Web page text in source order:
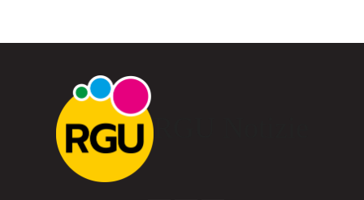
RGU Notizie